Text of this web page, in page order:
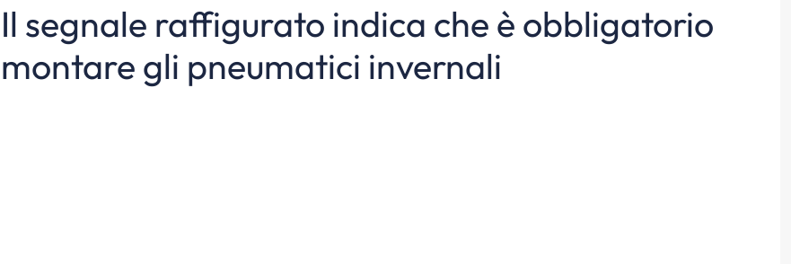
Il segnale raffigurato indica che è obbligatorio
montare gli pneumatici invernali